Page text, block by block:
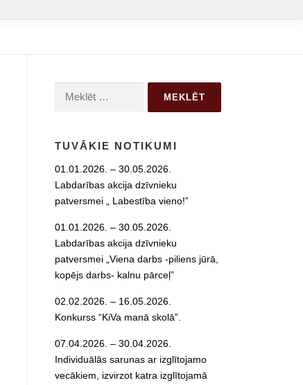
TUVĀKIE NOTIKUMI
01.01.2026. – 30.05.2026.
Labdarības akcija dzīvnieku
patversmei „ Labestība vieno!”
01.01.2026. – 30.05.2026.
Labdarības akcija dzīvnieku
patversmei „Viena darbs -piliens jūrā,
kopējs darbs- kalnu pārceļ”
02.02.2026. – 16.05.2026.
Konkurss “KiVa manā skolā”.
07.04.2026. – 30.04.2026.
Individuālās sarunas ar izglītojamo
vecākiem, izvirzot katra izglītojamā